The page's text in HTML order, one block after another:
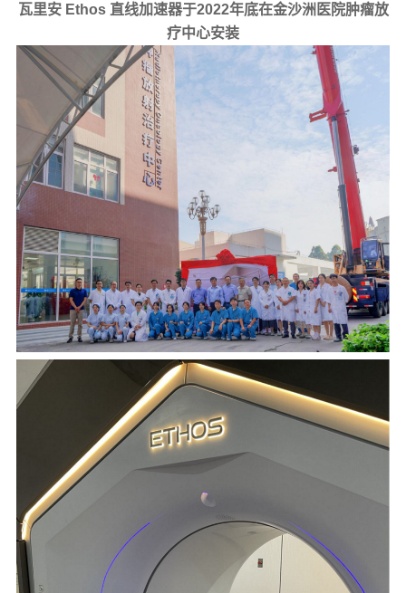
瓦里安 Ethos 直线加速器于2022年底在金沙洲医院肿瘤放
疗中心安装